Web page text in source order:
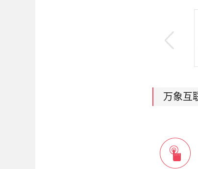
续费/转入限时
万象互